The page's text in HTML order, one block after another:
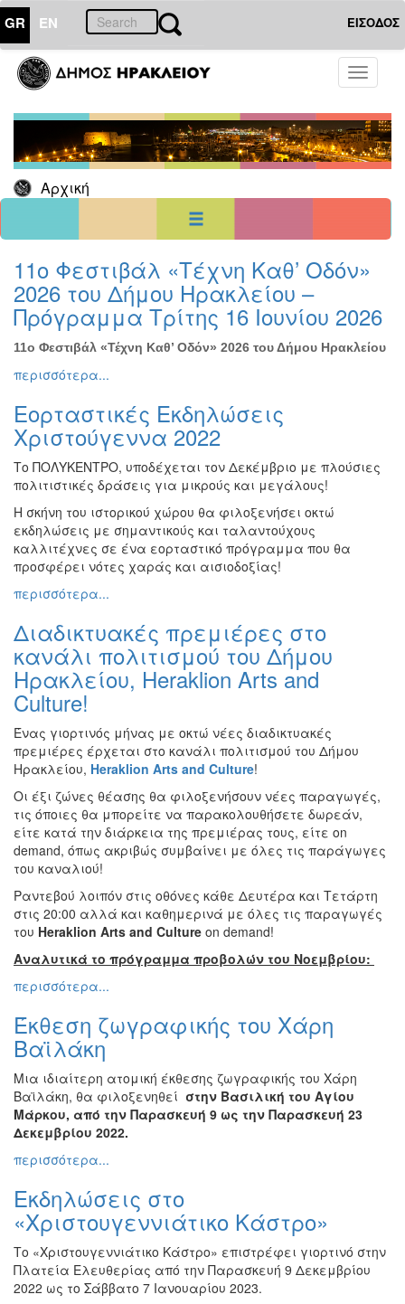
GR EN ΕΙΣΟΔΟΣ
Toggle
Αρχική
20Δεκέμβριος
2022
Τρι Τετ Πεμ Παρ Σαβ
1 2
3
4
11
12 13 14 15 16
17
24
ΗΜΕΡΟΛΟΓΙΟ
ΕΚΔΗΛΩΣΕΩΝ
Χριστούγεννα
-
Πρωτοχρονιά
Ζωγραφική
Φωτογραφία
Τραγούδι
Κινηματογράφος
Χορός
Ειδών
Συνέδρια
Ημερίδες
-
Σεμινάρια-
Διαλέξεις-
Διάφορες
Εκθέσεις
Εκδηλώσεις
για
Παιδιά
Άλλες
Εκδηλώσεις
ΤΟΠΟΣ
ΜΑΣ
ΔΗΜΟΣ
ΑΝΘΕΚΤΙΚΗ
ΠΟΛΗ
11ο Φεστιβάλ «Τέχνη Καθ’ Οδόν»
2026 του Δήμου Ηρακλείου –
Πρόγραμμα Τρίτης 16 Ιουνίου 2026
11ο Φεστιβάλ «Τέχνη Καθ’ Οδόν» 2026 του Δήμου Ηρακλείου
περισσότερα...
Εορταστικές Εκδηλώσεις
Χριστούγεννα 2022
Το ΠΟΛΥΚΕΝΤΡΟ, υποδέχεται τον Δεκέμβριο με πλούσιες
πολιτιστικές δράσεις για μικρούς και μεγάλους!
Η σκήνη του ιστορικού χώρου θα φιλοξενήσει οκτώ
εκδηλώσεις με σημαντικούς και ταλαντούχους
καλλιτέχνες σε ένα εορταστικό πρόγραμμα που θα
προσφέρει νότες χαράς και αισιοδοξίας!
περισσότερα...
Διαδικτυακές πρεμιέρες στο
κανάλι πολιτισμού του Δήμου
Ηρακλείου, Heraklion Arts and
Culture!
Ένας γιορτινός μήνας με οκτώ νέες διαδικτυακές
πρεμιέρες έρχεται στο κανάλι πολιτισμού του Δήμου
Ηρακλείου, Heraklion Arts and Culture!
Οι έξι ζώνες θέασης θα φιλοξενήσουν νέες παραγωγές,
τις όποιες θα μπορείτε να παρακολουθήσετε δωρεάν,
είτε κατά την διάρκεια της πρεμιέρας τους, είτε on
demand, όπως ακριβώς συμβαίνει με όλες τις παράγωγες
του καναλιού!
Ραντεβού λοιπόν στις οθόνες κάθε Δευτέρα και Τετάρτη
στις 20:00 αλλά και καθημερινά με όλες τις παραγωγές
του Heraklion Arts and Culture on demand!
Αναλυτικά το πρόγραμμα προβολών του Νοεμβρίου:
περισσότερα...
Έκθεση ζωγραφικής του Χάρη
Βαϊλάκη
Μια ιδιαίτερη ατομική έκθεσης ζωγραφικής του Χάρη
Βαϊλάκη, θα φιλοξενηθεί στην Βασιλική του Αγίου
Μάρκου, από την Παρασκευή 9 ως την Παρασκευή 23
Δεκεμβρίου 2022.
περισσότερα...
Εκδηλώσεις στο
«Χριστουγεννιάτικο Κάστρο»
Το «Χριστουγεννιάτικο Κάστρο» επιστρέφει γιορτινό στην
Πλατεία Ελευθερίας από την Παρασκευή 9 Δεκεμβρίου
2022 ως το Σάββατο 7 Ιανουαρίου 2023.